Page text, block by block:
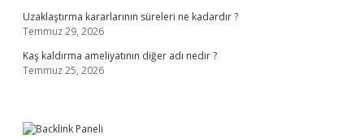
Uzaklaştırma kararlarının süreleri ne kadardır ?
Temmuz 29, 2026
Kaş kaldırma ameliyatının diğer adı nedir ?
Temmuz 25, 2026